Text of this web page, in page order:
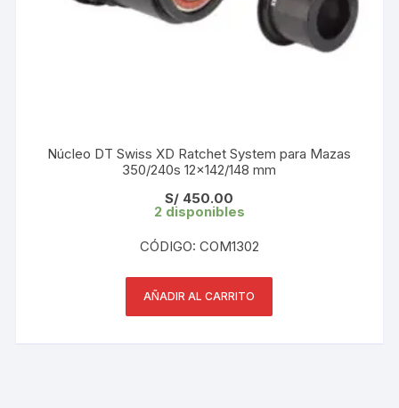
Núcleo DT Swiss XD Ratchet System para Mazas
350/240s 12×142/148 mm
S/ 450.00
2 disponibles
CÓDIGO: COM1302
AÑADIR AL CARRITO